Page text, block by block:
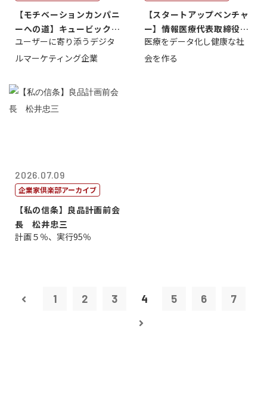
【モチベーションカンパニ
ーへの道】キュービック代
表取締役CE...
ユーザーに寄り添うデジタ
ルマーケティング企業
【スタートアップベンチャ
ー】情報医療代表取締役
原 聖吾
医療をデータ化し健康な社
会を作る
2026.07.09
企業家倶楽部アーカイブ
【私の信条】良品計画前会
長 松井忠三
計画５％、実行95％
1 2 3 4 5 6 7